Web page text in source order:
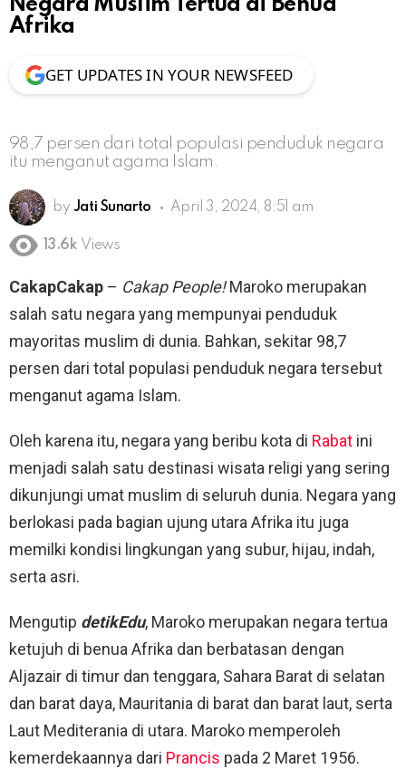
Negara Muslim Tertua di Benua
Afrika
GET UPDATES IN YOUR NEWSFEED
98,7 persen dari total populasi penduduk negara
itu menganut agama Islam.
by Jati Sunarto April 3, 2024, 8:51 am
13.6k Views
CakapCakap – Cakap People!Maroko merupakan
salah satu negara yang mempunyai penduduk
mayoritas muslim di dunia. Bahkan, sekitar 98,7
persen dari total populasi penduduk negara tersebut
menganut agama Islam.
Oleh karena itu, negara yang beribu kota di Rabat ini
menjadi salah satu destinasi wisata religi yang sering
dikunjungi umat muslim di seluruh dunia. Negara yang
berlokasi pada bagian ujung utara Afrika itu juga
memilki kondisi lingkungan yang subur, hijau, indah,
serta asri.
Mengutip detikEdu, Maroko merupakan negara tertua
ketujuh di benua Afrika dan berbatasan dengan
Aljazair di timur dan tenggara, Sahara Barat di selatan
dan barat daya, Mauritania di barat dan barat laut, serta
Laut Mediterania di utara. Maroko memperoleh
kemerdekaannya dari Prancis pada 2 Maret 1956.